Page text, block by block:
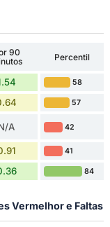
90
Percentil
58
57
A 42
41
84
Vermelhor e Faltas